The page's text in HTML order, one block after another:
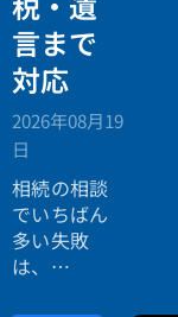
言まで
対応
2026年08月19
日
相続の相談
でいちばん
多い失敗
は、